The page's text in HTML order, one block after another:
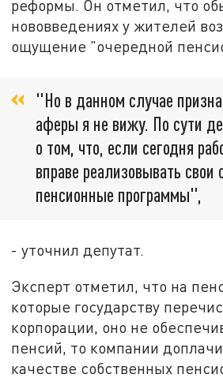
реформы. Он отметил, что
нововведениях у жителей
ощущение "очередной
"Но в данном случае
аферы я не вижу. По сути
о том, что, если сегодня
вправе реализовывать свои
пенсионные программы",
- уточнил депутат.
Эксперт отметил, что на
которые государству
корпорации, оно не
пенсий, то компании
качестве собственных